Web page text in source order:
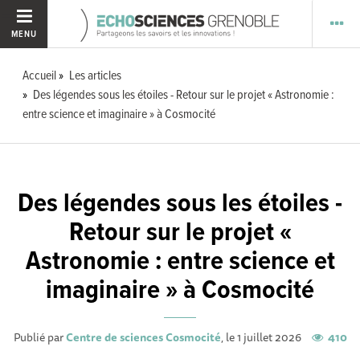
MENU
Accueil
Les articles
Des légendes sous les étoiles - Retour sur le projet « Astronomie :
entre science et imaginaire » à Cosmocité
Des légendes sous les étoiles -
Retour sur le projet «
Astronomie : entre science et
imaginaire » à Cosmocité
Publié parCentre de sciences Cosmocité, le 1 juillet 2026 410